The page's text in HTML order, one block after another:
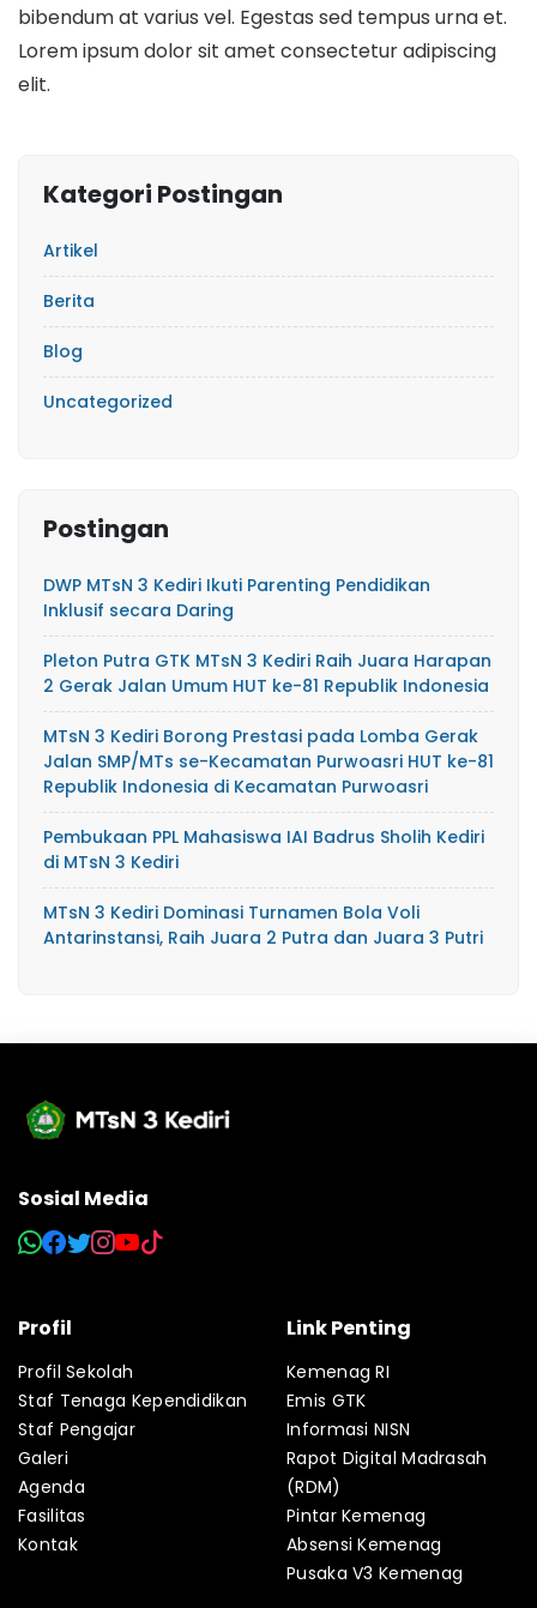
bibendum at varius vel. Egestas sed tempus urna et.
Lorem ipsum dolor sit amet consectetur adipiscing
elit.
Kategori Postingan
Artikel
Berita
Blog
Uncategorized
Postingan
DWP MTsN 3 Kediri Ikuti Parenting Pendidikan
Inklusif secara Daring
Pleton Putra GTK MTsN 3 Kediri Raih Juara Harapan
2 Gerak Jalan Umum HUT ke-81 Republik Indonesia
MTsN 3 Kediri Borong Prestasi pada Lomba Gerak
Jalan SMP/MTs se-Kecamatan Purwoasri HUT ke-81
Republik Indonesia di Kecamatan Purwoasri
Pembukaan PPL Mahasiswa IAI Badrus Sholih Kediri
di MTsN 3 Kediri
MTsN 3 Kediri Dominasi Turnamen Bola Voli
Antarinstansi, Raih Juara 2 Putra dan Juara 3 Putri
Sosial Media
Profil
Profil Sekolah
Staf Tenaga Kependidikan
Staf Pengajar
Galeri
Agenda
Fasilitas
Kontak
Link Penting
Kemenag RI
Emis GTK
Informasi NISN
Rapot Digital Madrasah
(RDM)
Pintar Kemenag
Absensi Kemenag
Pusaka V3 Kemenag